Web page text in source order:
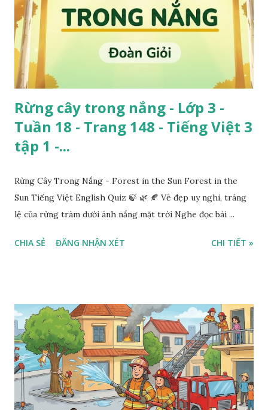
Rừng cây trong nắng - Lớp 3 -
Tuần 18 - Trang 148 - Tiếng Việt 3
tập 1 -...
Rừng Cây Trong Nắng - Forest in the Sun Forest in the
Sun Tiếng Việt English Quiz 🍃 🌿 🍂 Vẻ đẹp uy nghi, tráng
lệ của rừng tràm dưới ánh nắng mặt trời Nghe đọc bài ...
CHIA SẺ ĐĂNG NHẬN XÉT CHI TIẾT »